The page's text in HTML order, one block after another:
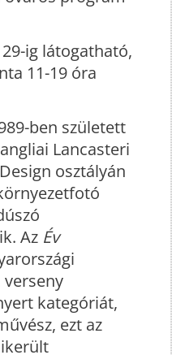
ig látogatható,
11-19 óra
ben született
Lancasteri
osztályán
Az Év
verseny
kategóriát,
ezt az